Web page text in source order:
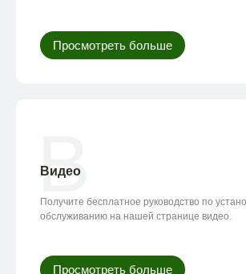
Просмотреть больше
В
Видео
Получите бесплатное руководство по
обслуживанию на нашей странице видео..
Просмотреть больше